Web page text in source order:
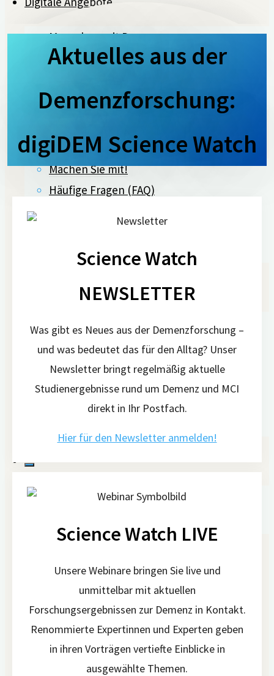
Menschen mit Demenz
Pflegende Angehörige
Interessierte
Forschungspartner
Machen Sie mit!
Häufige Fragen (FAQ)
Ansprechpartner
Pressebereich
Pressemitteilungen
Über digiDEM Bayern
Bildmaterial & Logos
Pressespiegel
Pressekontakt
Aktuelles aus der
Demenzforschung:
digiDEM Science Watch
Science Watch
NEWSLETTER
Was gibt es Neues aus der Demenzforschung –
und was bedeutet das für den Alltag? Unser
Newsletter bringt regelmäßig aktuelle
Studienergebnisse rund um Demenz und MCI
direkt in Ihr Postfach.
Hier für den Newsletter anmelden!
Science Watch LIVE
Unsere Webinare bringen Sie live und
unmittelbar mit aktuellen
Forschungsergebnissen zur Demenz in Kontakt.
Renommierte Expertinnen und Experten geben
in ihren Vorträgen vertiefte Einblicke in
ausgewählte Themen.